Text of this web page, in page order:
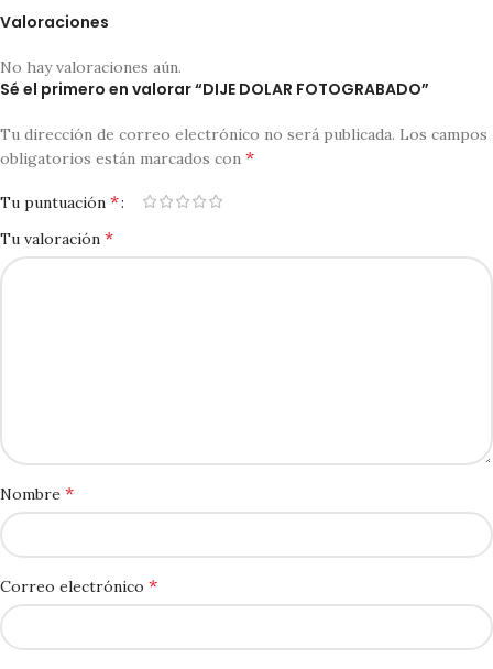
Valoraciones
No hay valoraciones aún.
Sé el primero en valorar “DIJE DOLAR FOTOGRABADO”
Tu dirección de correo electrónico no será publicada. Los campos
obligatorios están marcados con *
Tu puntuación *
Tu valoración *
Nombre *
Correo electrónico *